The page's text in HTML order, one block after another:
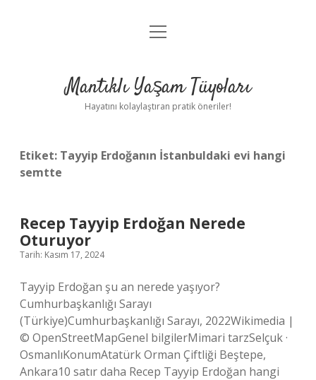
Anasayfa
Yasal Uyarı
menüyü
Mantıklı Yaşam Tüyoları
Hayatını kolaylaştıran pratik öneriler!
Etiket: Tayyip Erdoğanın İstanbuldaki evi hangi
semtte
Recep Tayyip Erdoğan Nerede
Oturuyor
Tarih: Kasım 17, 2024
Tayyip Erdoğan şu an nerede yaşıyor?
Cumhurbaşkanlığı Sarayı
(Türkiye)Cumhurbaşkanlığı Sarayı, 2022Wikimedia |
© OpenStreetMapGenel bilgilerMimari tarzSelçuk ·
OsmanlıKonumAtatürk Orman Çiftliği Beştepe,
Ankara10 satır daha Recep Tayyip Erdoğan hangi